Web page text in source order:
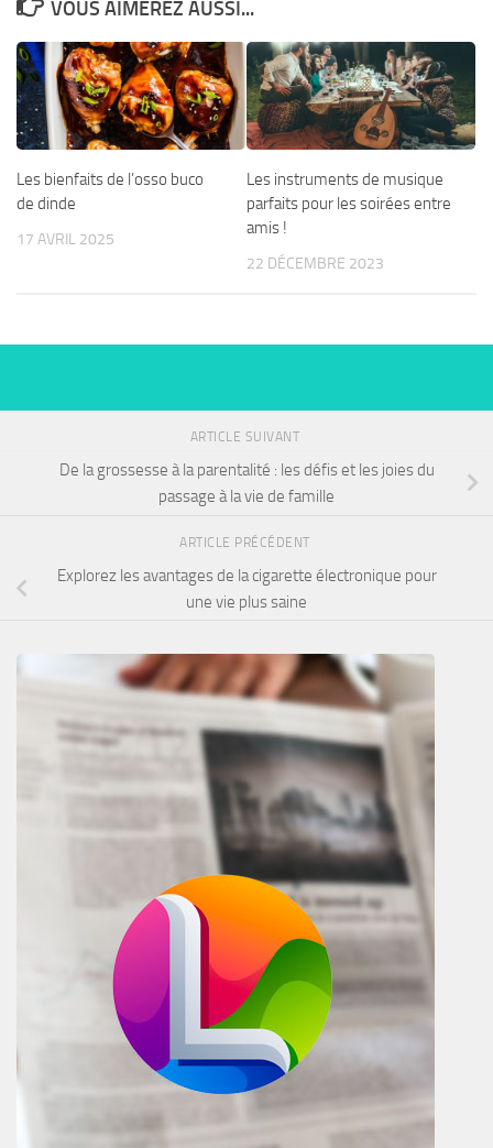
VOUS AIMEREZ AUSSI...
Les bienfaits de l’osso buco
de dinde
17 AVRIL 2025
Les instruments de musique
parfaits pour les soirées entre
amis !
22 DÉCEMBRE 2023
ARTICLE SUIVANT
De la grossesse à la parentalité : les défis et les joies du
passage à la vie de famille
ARTICLE PRÉCÉDENT
Explorez les avantages de la cigarette électronique pour
une vie plus saine